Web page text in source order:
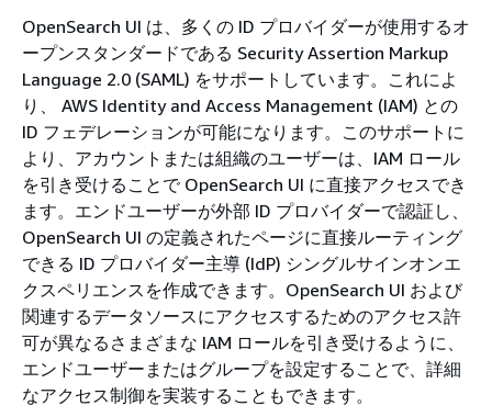
OpenSearch UI は、多くの ID プロバイダーが使用するオ
ープンスタンダードである Security Assertion Markup
Language 2.0 (SAML) をサポートしています。これによ
り、 AWS Identity and Access Management (IAM) との
ID フェデレーションが可能になります。このサポートに
より、アカウントまたは組織のユーザーは、IAM ロール
を引き受けることで OpenSearch UI に直接アクセスでき
ます。エンドユーザーが外部 ID プロバイダーで認証し、
OpenSearch UI の定義されたページに直接ルーティング
できる ID プロバイダー主導 (IdP) シングルサインオンエ
クスペリエンスを作成できます。OpenSearch UI および
関連するデータソースにアクセスするためのアクセス許
可が異なるさまざまな IAM ロールを引き受けるように、
エンドユーザーまたはグループを設定することで、詳細
なアクセス制御を実装することもできます。